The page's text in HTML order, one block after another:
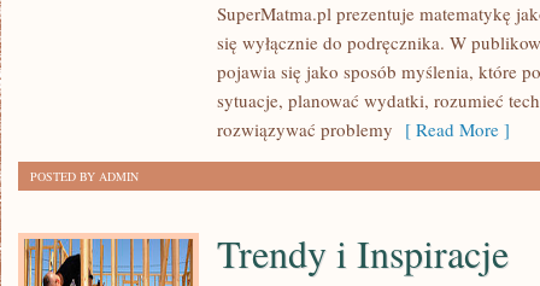
EGZAMINIESuperMatma.pl prezentuje matematykę
się wyłącznie do podręcznika. W
pojawia się jako sposób myślenia, które
sytuacje, planować wydatki, rozumieć
rozwiązywać problemy [ Read More ]
POSTED BY ADMIN
Trendy i Inspiracje